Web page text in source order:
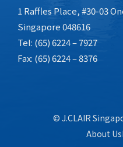
1 Raffles Place, #30-03
Singapore 048616
Tel: (65) 6224 – 7927
Fax: (65) 6224 – 8376
© J.CLAIR
About Us